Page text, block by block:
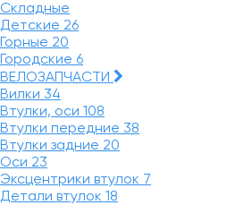
Складные
Детские 26
Горные 20
Городские 6
ВЕЛОЗАПЧАСТИ
Вилки 34
Втулки, оси 108
Втулки передние 38
Втулки задние 20
Оси 23
Эксцентрики втулок 7
Детали втулок 18